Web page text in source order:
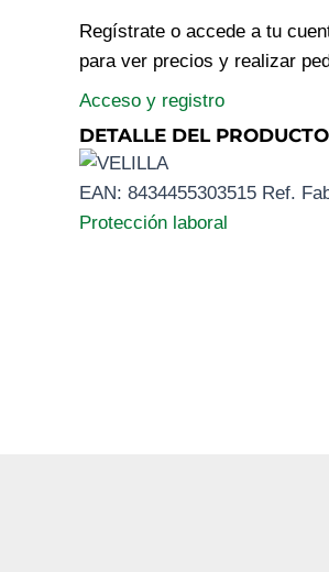
Regístrate o accede a tu
para ver precios y realizar
Acceso y registro
DETALLE DEL PRODUCTO
EAN: 8434455303515 Ref.
Protección laboral